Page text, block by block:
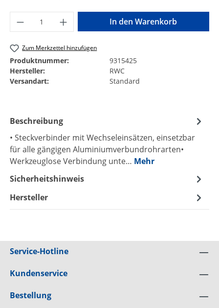
Produkt Anzahl: Gib den gewünschten
In den Warenkorb
Zum Merkzettel hinzufügen
Produktnummer:
9315425
Hersteller:
RWC
Versandart:
Standard
Beschreibung
• Steckverbinder mit Wechseleinsätzen, einsetzbar
für alle gängigen Aluminiumverbundrohrarten•
Werkzeuglose Verbindung unte… Mehr
Sicherheitshinweis
Hersteller
Service-Hotline
Kundenservice
Bestellung